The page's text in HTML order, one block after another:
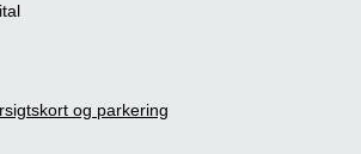
og parkering